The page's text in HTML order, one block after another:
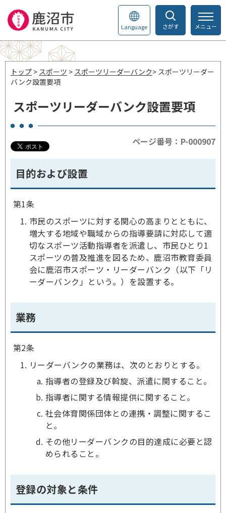
さがす
Language メニュー
トップ > スポーツ > スポーツリーダーバンク> スポーツリーダー
バンク設置要項
スポーツリーダーバンク設置要項
ページ番号：P-000907
目的および設置
第1条
市民のスポーツに対する関心の高まりとともに、
増大する地域や職域からの指導要請に対応して適
切なスポーツ活動指導者を派遣し、市民ひとり1
スポーツの普及推進を図るため、鹿沼市教育委員
会に鹿沼市スポーツ・リーダーバンク（以下「リ
ーダーバンク」という。）を設置する。
業務
第2条
リーダーバンクの業務は、次のとおりとする。
指導者の登録及び斡旋、派遣に関すること。
指導者に関する情報提供に関すること。
社会体育関係団体との連携・調整に関するこ
と。
その他リーダーバンクの目的達成に必要と認
められること。
登録の対象と条件